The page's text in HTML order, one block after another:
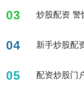
03 炒股配资 警
04 新手炒股配
05 配资炒股门